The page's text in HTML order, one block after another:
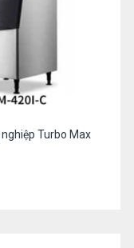
Turbo Max